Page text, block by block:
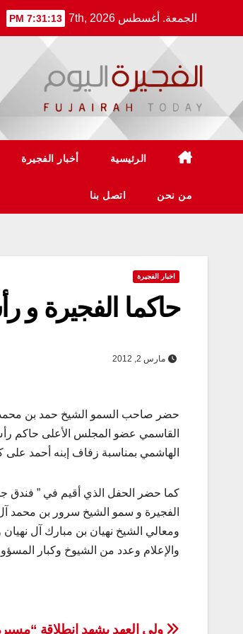
الجمعة. أغسطس 7th, 2026 7:31:13 PM
الرئيسية أخبار الفجيرة
من نحن اتصل بنا
اخبار الفجيرة
حاكما الفجيرة
مارس 2, 2012
حضر صاحب السمو الشيخ حمد بن
القاسمي عضو المجلس الأعلى حاكم
الهاشمي بمناسبة زفاف إبنه أحمد على
كما حضر الحفل الذي أقيم في ” فندق
الفجيرة و سمو الشيخ سرور بن محمد
ومعالي الشيخ نهيان بن مبارك آل
والإعلام وعدد من الشيوخ وكبار
ولي العهد يشهد انطلاقة